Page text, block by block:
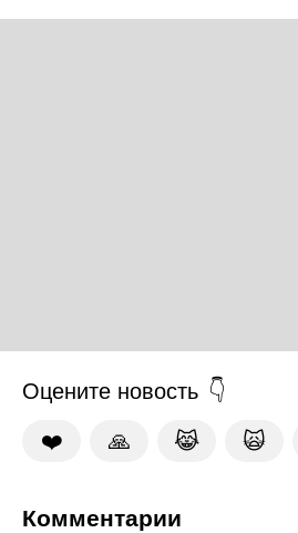
Оцените новость
❤️ 🙏 😹 🙀
Комментарии